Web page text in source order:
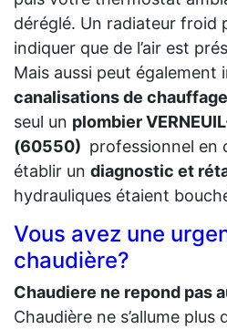
déréglé. Un radiateur froid
indiquer que de l’air est
Mais aussi peut également
canalisations de
seul un plombier
(60550) professionnel en
établir un diagnostic et
hydrauliques étaient
Vous avez une
chaudière?
Chaudiere ne repond pas
Chaudière ne s’allume plus